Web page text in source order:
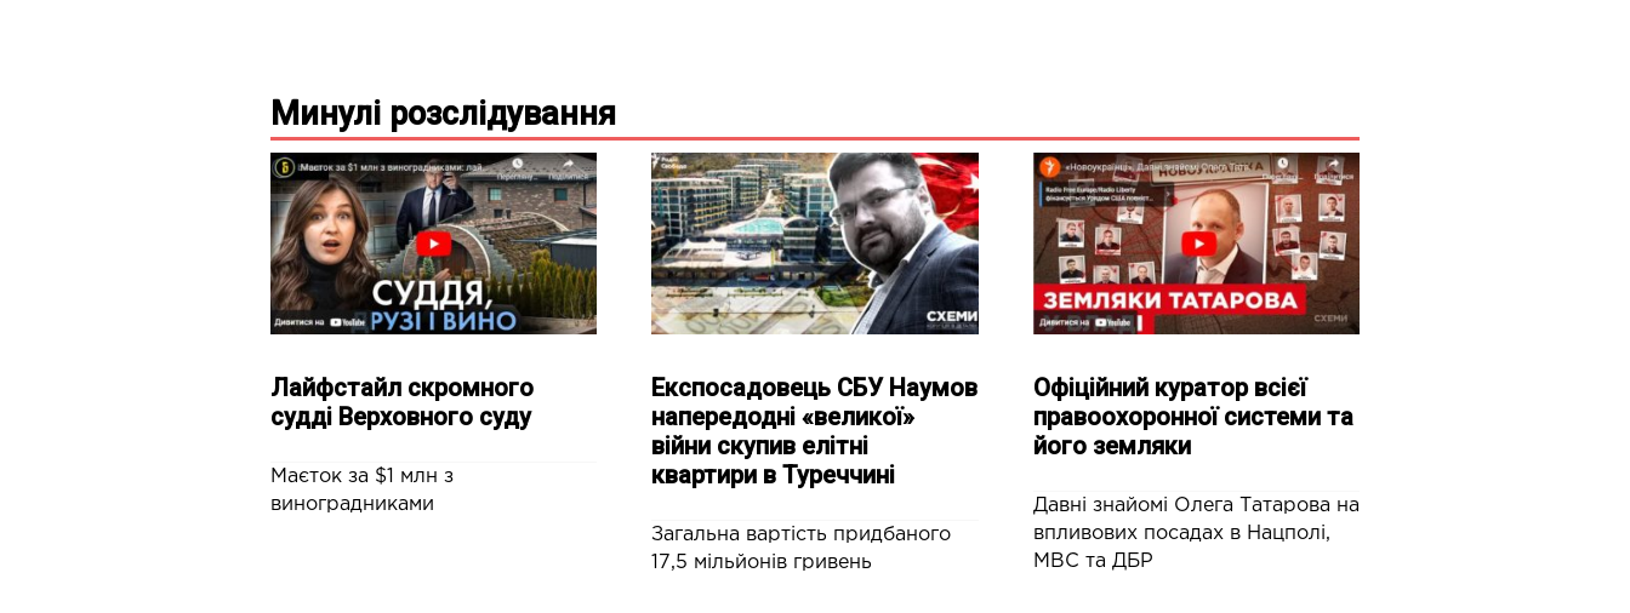
Минулі розслідування
Лайфстайл скромного
судді Верховного суду
Маєток за $1 млн з
виноградниками
Експосадовець СБУ Наумов
напередодні «великої»
війни скупив елітні
квартири в Туреччині
Загальна вартість придбаного
17,5 мільйонів гривень
Офіційний куратор всієї
правоохоронної системи та
його земляки
Давні знайомі Олега Татарова на
впливових посадах в Нацполі,
МВС та ДБР